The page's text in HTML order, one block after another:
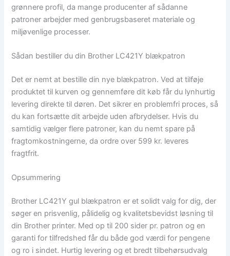
grønnere profil, da mange producenter af sådanne
patroner arbejder med genbrugsbaseret materiale og
miljøvenlige processer.
Sådan bestiller du din Brother LC421Y blækpatron
Det er nemt at bestille din nye blækpatron. Ved at tilføje
produktet til kurven og gennemføre dit køb får du lynhurtig
levering direkte til døren. Det sikrer en problemfri proces, så
du kan fortsætte dit arbejde uden afbrydelser. Hvis du
samtidig vælger flere patroner, kan du nemt spare på
fragtomkostningerne, da ordre over 599 kr. leveres
fragtfrit.
Opsummering
Brother LC421Y gul blækpatron er et solidt valg for dig, der
søger en prisvenlig, pålidelig og kvalitetsbevidst løsning til
din Brother printer. Med op til 200 sider pr. patron og en
garanti for tilfredshed får du både god værdi for pengene
og ro i sindet. Hurtig levering og et bredt tilbehørsudvalg